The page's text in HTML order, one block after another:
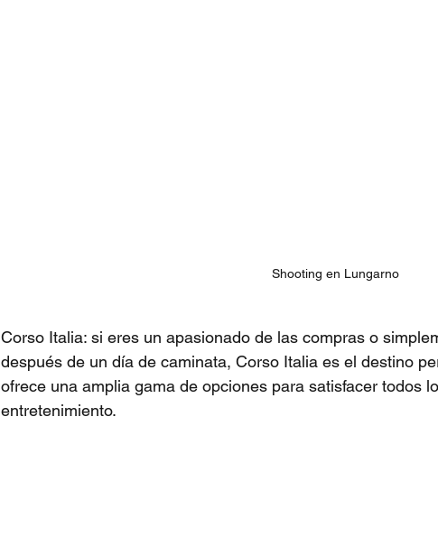
Shooting en Lungarno
Corso Italia: si eres un apasionado de las compras o
después de un día de caminata, Corso Italia es el destino
ofrece una amplia gama de opciones para satisfacer todos
entretenimiento.